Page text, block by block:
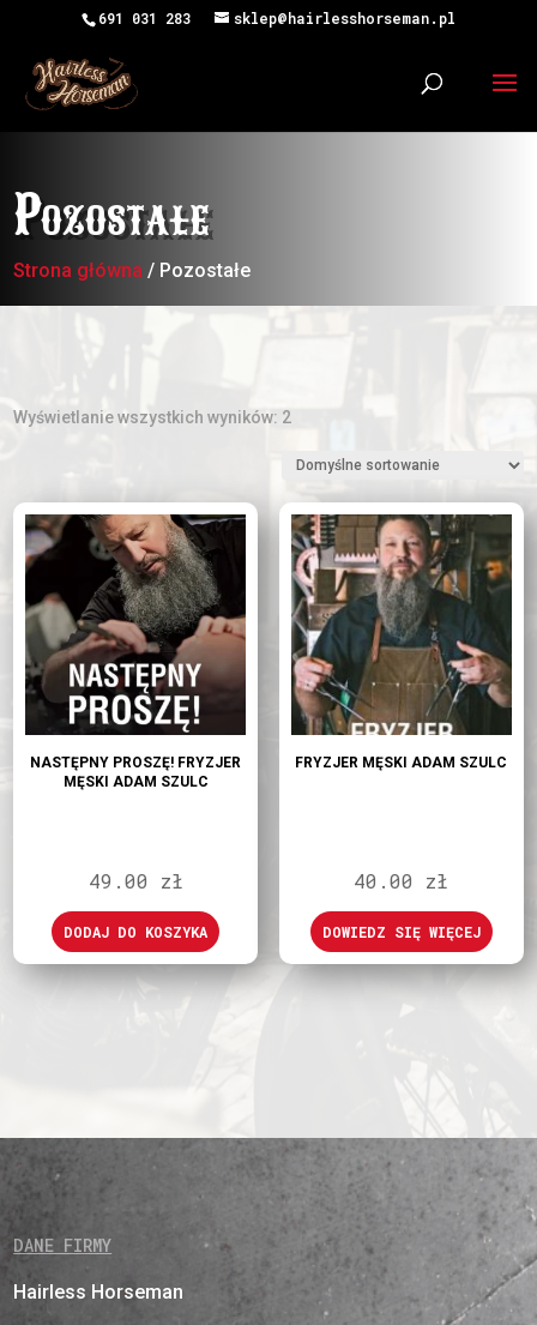
691 031 283 sklep@hairlesshorseman.pl
Pozostałe
Strona główna / Pozostałe
Wyświetlanie wszystkich wyników: 2
NASTĘPNY PROSZĘ! FRYZJER
MĘSKI ADAM SZULC
49.00 zł
DODAJ DO KOSZYKA
FRYZJER MĘSKI ADAM SZULC
40.00 zł
DOWIEDZ SIĘ WIĘCEJ
DANE FIRMY
Hairless Horseman